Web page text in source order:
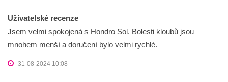
Uživatelské recenze
Jsem velmi spokojená s Hondro Sol. Bolesti kloubů jsou
mnohem menší a doručení bylo velmi rychlé.
31-08-2024 10:08